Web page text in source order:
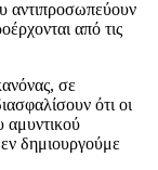
αντιπροσωπεύουν
από τις
σε
ότι οι
αμυντικού
δημιουργούμε